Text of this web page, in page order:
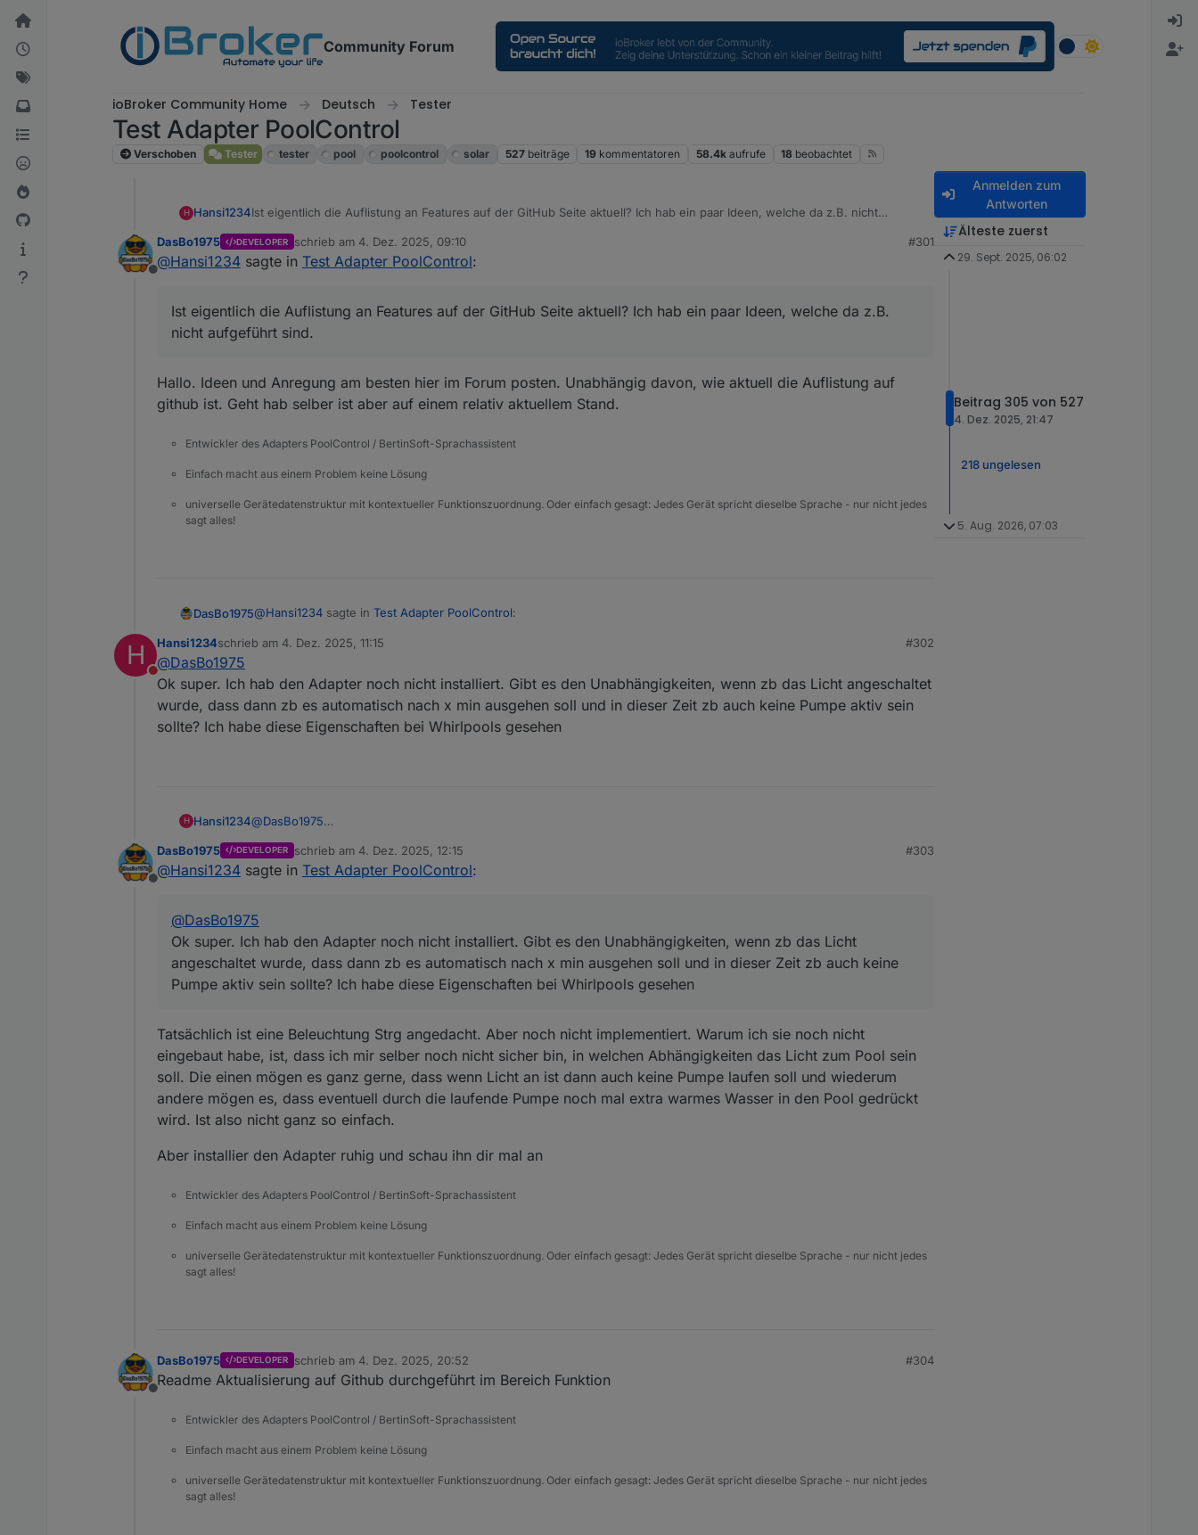
Weiter zum Inhalt
Community Forum
ioBroker Community Home Deutsch Tester
Test Adapter PoolControl
Verschoben Tester tester pool poolcontrol solar 527 beiträge 19 kommentatoren 58.4k aufrufe 18 beobachtet
H Hansi1234Ist eigentlich die Auflistung an Features auf der GitHub Seite aktuell? Ich hab ein paar Ideen, welche da z.B. nicht
Offline
DasBo1975 DEVELOPER schrieb am 4. Dez. 2025, 09:10
zuletzt editiert von
#301
@Hansi1234 sagte in Test Adapter PoolControl:
Ist eigentlich die Auflistung an Features auf der GitHub Seite aktuell? Ich hab ein paar Ideen, welche da z.B.
nicht aufgeführt sind.
Hallo. Ideen und Anregung am besten hier im Forum posten. Unabhängig davon, wie aktuell die Auflistung auf
github ist. Geht hab selber ist aber auf einem relativ aktuellem Stand.
Entwickler des Adapters PoolControl / BertinSoft-Sprachassistent
Einfach macht aus einem Problem keine Lösung
universelle Gerätedatenstruktur mit kontextueller Funktionszuordnung. Oder einfach gesagt: Jedes Gerät spricht dieselbe Sprache - nur nicht jedes
sagt alles!
DasBo1975@Hansi1234 sagte in Test Adapter PoolControl:
aufgeführt sind.
Hallo. Ideen und Anregung am besten hier im Forum posten. Unabhängig davon, wie aktuell die Auflistung auf github ist.
Geht hab selber ist aber auf einem relativ aktuellem Stand.
H
Nicht stören
Hansi1234schrieb am 4. Dez. 2025, 11:15
zuletzt editiert von
#302
@DasBo1975
Ok super. Ich hab den Adapter noch nicht installiert. Gibt es den Unabhängigkeiten, wenn zb das Licht angeschaltet
wurde, dass dann zb es automatisch nach x min ausgehen soll und in dieser Zeit zb auch keine Pumpe aktiv sein
sollte? Ich habe diese Eigenschaften bei Whirlpools gesehen
H Hansi1234@DasBo1975
wurde, dass dann zb es automatisch nach x min ausgehen soll und in dieser Zeit zb auch keine Pumpe aktiv sein sollte?
Ich habe diese Eigenschaften bei Whirlpools gesehen
Offline
DasBo1975 DEVELOPER schrieb am 4. Dez. 2025, 12:15
zuletzt editiert von
#303
@Hansi1234 sagte in Test Adapter PoolControl:
@DasBo1975
Ok super. Ich hab den Adapter noch nicht installiert. Gibt es den Unabhängigkeiten, wenn zb das Licht
angeschaltet wurde, dass dann zb es automatisch nach x min ausgehen soll und in dieser Zeit zb auch keine
Pumpe aktiv sein sollte? Ich habe diese Eigenschaften bei Whirlpools gesehen
Tatsächlich ist eine Beleuchtung Strg angedacht. Aber noch nicht implementiert. Warum ich sie noch nicht
eingebaut habe, ist, dass ich mir selber noch nicht sicher bin, in welchen Abhängigkeiten das Licht zum Pool sein
soll. Die einen mögen es ganz gerne, dass wenn Licht an ist dann auch keine Pumpe laufen soll und wiederum
andere mögen es, dass eventuell durch die laufende Pumpe noch mal extra warmes Wasser in den Pool gedrückt
wird. Ist also nicht ganz so einfach.
Aber installier den Adapter ruhig und schau ihn dir mal an
Entwickler des Adapters PoolControl / BertinSoft-Sprachassistent
Einfach macht aus einem Problem keine Lösung
universelle Gerätedatenstruktur mit kontextueller Funktionszuordnung. Oder einfach gesagt: Jedes Gerät spricht dieselbe Sprache - nur nicht jedes
sagt alles!
Offline
DasBo1975 DEVELOPER schrieb am 4. Dez. 2025, 20:52
zuletzt editiert von
#304
Readme Aktualisierung auf Github durchgeführt im Bereich Funktion
Entwickler des Adapters PoolControl / BertinSoft-Sprachassistent
Einfach macht aus einem Problem keine Lösung
universelle Gerätedatenstruktur mit kontextueller Funktionszuordnung. Oder einfach gesagt: Jedes Gerät spricht dieselbe Sprache - nur nicht jedes
sagt alles!
Anmelden zum
Antworten
Älteste zuerst
29. Sept. 2025, 06:02
Beitrag 305 von 527
4. Dez. 2025, 21:47
218 ungelesen
5. Aug. 2026, 07:03